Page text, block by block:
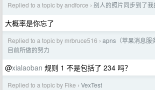
Replied to a topic by andforce › 别人的照片同步到了
大概率是你忘了
Replied to a topic by mrbruce516 › apns（苹果消息服
目前所做的努力
@xialaoban 规则 1 不是包括了 234 吗？
Replied to a topic by Fike › VexTest